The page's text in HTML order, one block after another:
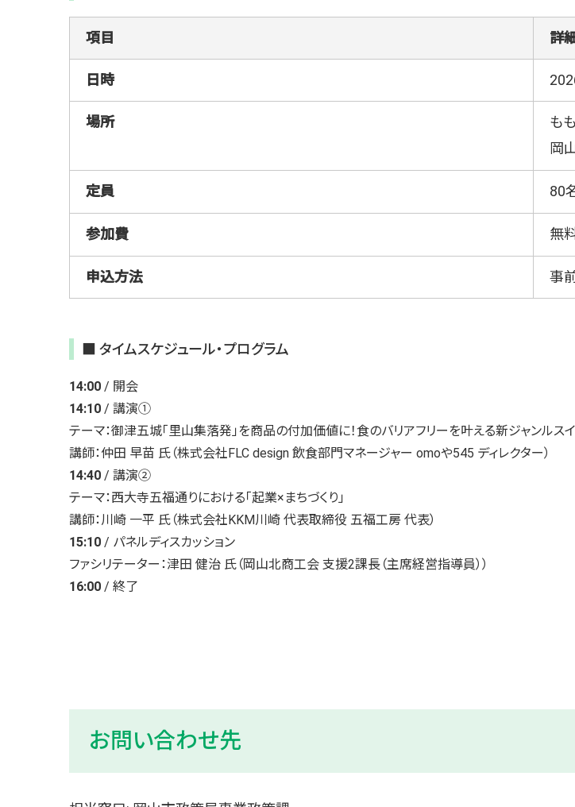
項目 詳細
日時
場所
も
岡
定員 80
参加費 無
申込方法 事
■ タイムスケジュール・プログラム
14:00 / 開会
14:10 / 講演①
テーマ：御津五城「里山集落発」を商品の付加価値に！食のバリアフリーを叶える新ジャンルス
講師：仲田 早苗 氏（株式会社FLC design 飲食部門マネージャー omoや545 ディレクター）
14:40 / 講演②
テーマ：西大寺五福通りにおける「起業×まちづくり」
講師：川崎 一平 氏（株式会社KKM川崎 代表取締役 五福工房 代表）
15:10 / パネルディスカッション
ファシリテーター：津田 健治 氏（岡山北商工会 支援2課長（主席経営指導員））
16:00 / 終了
お問い合わせ先